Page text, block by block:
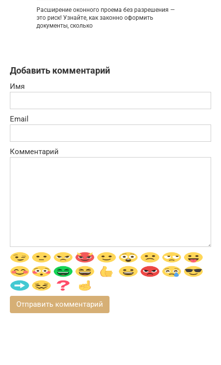
Расширение оконного проема без разрешения —
это риск! Узнайте, как законно оформить
документы, сколько
Добавить комментарий
Имя
Email
Комментарий